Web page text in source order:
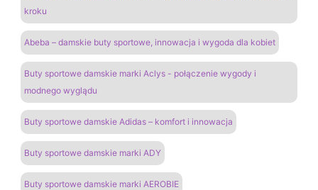
kroku
Abeba – damskie buty sportowe, innowacja i wygoda dla kobiet
Buty sportowe damskie marki Aclys - połączenie wygody i
modnego wyglądu
Buty sportowe damskie Adidas – komfort i innowacja
Buty sportowe damskie marki ADY
Buty sportowe damskie marki AEROBIE